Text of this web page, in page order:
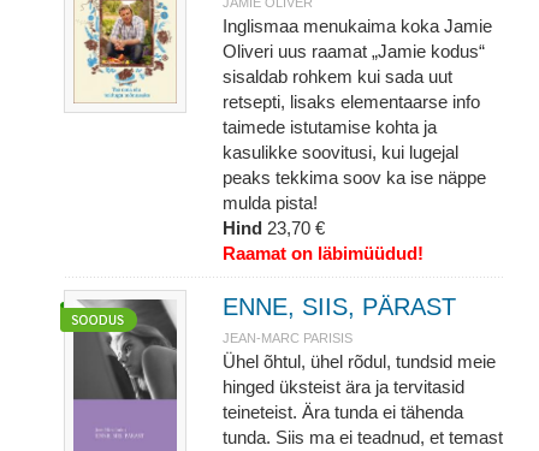
Inglismaa menukaima koka Jamie
Oliveri uus raamat „Jamie kodus“
sisaldab rohkem kui sada uut
retsepti, lisaks elementaarse info
taimede istutamise kohta ja
kasulikke soovitusi, kui lugejal
peaks tekkima soov ka ise näppe
mulda pista!
Hind 23,70 €
Raamat on läbimüüdud!
ENNE, SIIS, PÄRAST
JEAN-MARC PARISIS
Ühel õhtul, ühel rõdul, tundsid meie
hinged üksteist ära ja tervitasid
teineteist. Ära tunda ei tähenda
tunda. Siis ma ei teadnud, et temast